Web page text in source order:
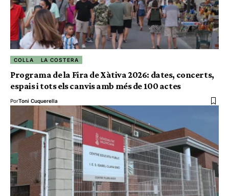
COLLA LA COSTERA
Programa de la Fira de Xàtiva 2026: dates, concerts,
espais i tots els canvis amb més de 100 actes
PorToni Cuquerella